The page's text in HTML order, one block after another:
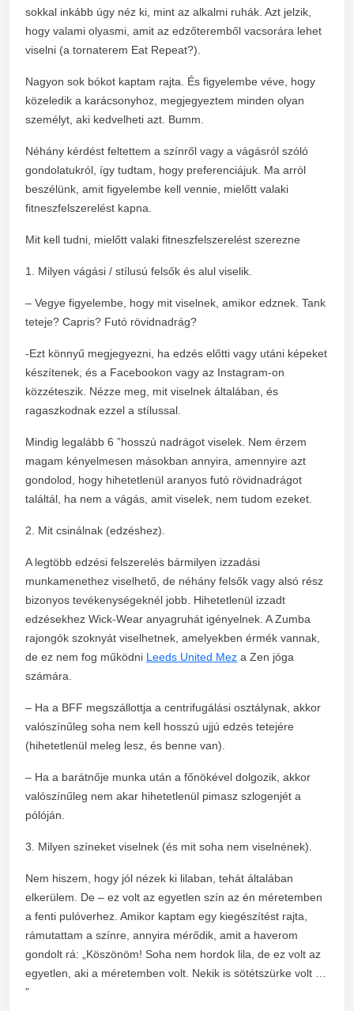
sokkal inkább úgy néz ki, mint az alkalmi ruhák. Azt jelzik,
hogy valami olyasmi, amit az edzőteremből vacsorára lehet
viselni (a tornaterem Eat Repeat?).
Nagyon sok bókot kaptam rajta. És figyelembe véve, hogy
közeledik a karácsonyhoz, megjegyeztem minden olyan
személyt, aki kedvelheti azt. Bumm.
Néhány kérdést feltettem a színről vagy a vágásról szóló
gondolatukról, így tudtam, hogy preferenciájuk. Ma arról
beszélünk, amit figyelembe kell vennie, mielőtt valaki
fitneszfelszerelést kapna.
Mit kell tudni, mielőtt valaki fitneszfelszerelést szerezne
1. Milyen vágási / stílusú felsők és alul viselik.
– Vegye figyelembe, hogy mit viselnek, amikor edznek. Tank
teteje? Capris? Futó rövidnadrág?
-Ezt könnyű megjegyezni, ha edzés előtti vagy utáni képeket
készítenek, és a Facebookon vagy az Instagram-on
közzéteszik. Nézze meg, mit viselnek általában, és
ragaszkodnak ezzel a stílussal.
Mindig legalább 6 ”hosszú nadrágot viselek. Nem érzem
magam kényelmesen másokban annyira, amennyire azt
gondolod, hogy hihetetlenül aranyos futó rövidnadrágot
találtál, ha nem a vágás, amit viselek, nem tudom ezeket.
2. Mit csinálnak (edzéshez).
A legtöbb edzési felszerelés bármilyen izzadási
munkamenethez viselhető, de néhány felsők vagy alsó rész
bizonyos tevékenységeknél jobb. Hihetetlenül izzadt
edzésekhez Wick-Wear anyagruhát igényelnek. A Zumba
rajongók szoknyát viselhetnek, amelyekben érmék vannak,
de ez nem fog működni Leeds United Mez a Zen jóga
számára.
– Ha a BFF megszállottja a centrifugálási osztálynak, akkor
valószínűleg soha nem kell hosszú ujjú edzés tetejére
(hihetetlenül meleg lesz, és benne van).
– Ha a barátnője munka után a főnökével dolgozik, akkor
valószínűleg nem akar hihetetlenül pimasz szlogenjét a
pólóján.
3. Milyen színeket viselnek (és mit soha nem viselnének).
Nem hiszem, hogy jól nézek ki lilaban, tehát általában
elkerülem. De – ez volt az egyetlen szín az én méretemben
a fenti pulóverhez. Amikor kaptam egy kiegészítést rajta,
rámutattam a színre, annyira mérődik, amit a haverom
gondolt rá: „Köszönöm! Soha nem hordok lila, de ez volt az
egyetlen, aki a méretemben volt. Nekik is sötétszürke volt …
”